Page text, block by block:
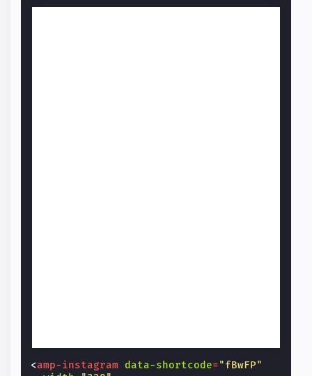
<amp-instagram data-shortcode="fBwFP"